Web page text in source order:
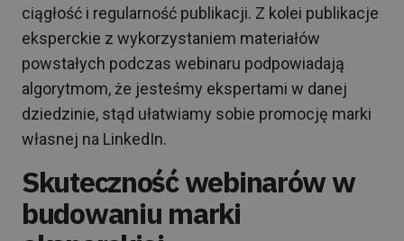
ciągłość i regularność publikacji. Z kolei publikacje
eksperckie z wykorzystaniem materiałów
powstałych podczas webinaru podpowiadają
algorytmom, że jesteśmy ekspertami w danej
dziedzinie, stąd ułatwiamy sobie promocję marki
własnej na LinkedIn.
Skuteczność webinarów w
budowaniu marki